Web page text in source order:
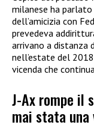
milanese ha
dell’amicizia con
prevedeva
arrivano a distanza
nell’estate del
vicenda che
J-Ax rompe il
mai stata